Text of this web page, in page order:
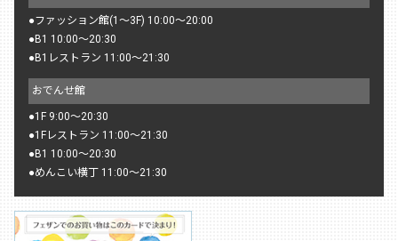
●ファッション館(1〜3F) 10:00〜20:00
●B1 10:00〜20:30
●B1レストラン 11:00〜21:30
おでんせ館
●1F 9:00〜20:30
●1Fレストラン 11:00〜21:30
●B1 10:00〜20:30
●めんこい横丁 11:00〜21:30